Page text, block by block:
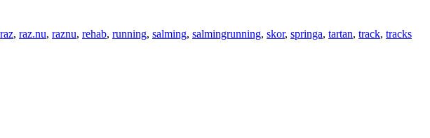
raz, raz.nu, raznu, rehab, running, salming, salmingrunning, skor, springa, tartan, track, tracks